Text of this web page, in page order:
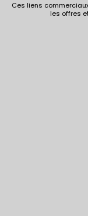
Ces liens
les offres